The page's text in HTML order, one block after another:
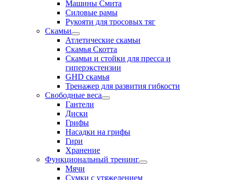
Машины Смита
Силовые рамы
Рукояти для тросовых тяг
Скамьи
Атлетические скамьи
Скамья Скотта
Скамьи и стойки для пресса и
гиперэкстензии
GHD скамья
Тренажер для развития гибкости
Свободные веса
Гантели
Диски
Грифы
Насадки на грифы
Гири
Хранение
Функциональный тренинг
Мячи
Сумки с утяжелением